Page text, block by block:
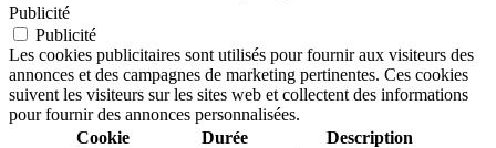
Publicité
Publicité
Les cookies publicitaires sont utilisés pour fournir aux visiteurs des
annonces et des campagnes de marketing pertinentes. Ces cookies
suivent les visiteurs sur les sites web et collectent des informations
pour fournir des annonces personnalisées.
Cookie
Durée Description